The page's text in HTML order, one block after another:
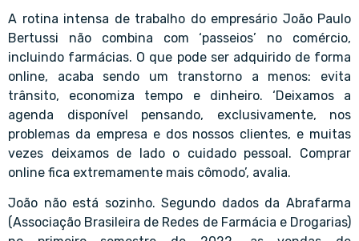
A rotina intensa de trabalho do empresário João Paulo
Bertussi não combina com ‘passeios’ no comércio,
incluindo farmácias. O que pode ser adquirido de forma
online, acaba sendo um transtorno a menos: evita
trânsito, economiza tempo e dinheiro. ‘Deixamos a
agenda disponível pensando, exclusivamente, nos
problemas da empresa e dos nossos clientes, e muitas
vezes deixamos de lado o cuidado pessoal. Comprar
online fica extremamente mais cômodo’, avalia.
João não está sozinho. Segundo dados da Abrafarma
(Associação Brasileira de Redes de Farmácia e Drogarias)